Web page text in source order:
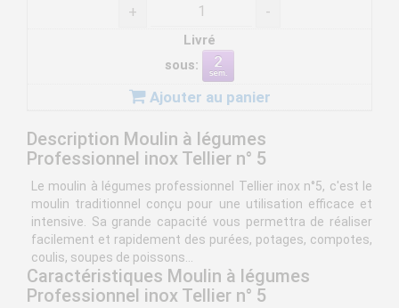
+ -
Livré
sous:
Ajouter au panier
Description Moulin à légumes
Professionnel inox Tellier n° 5
Le moulin à légumes professionnel Tellier inox n°5, c'est le
moulin traditionnel conçu pour une utilisation efficace et
intensive. Sa grande capacité vous permettra de réaliser
facilement et rapidement des purées, potages, compotes,
coulis, soupes de poissons...
Caractéristiques Moulin à légumes
Professionnel inox Tellier n° 5